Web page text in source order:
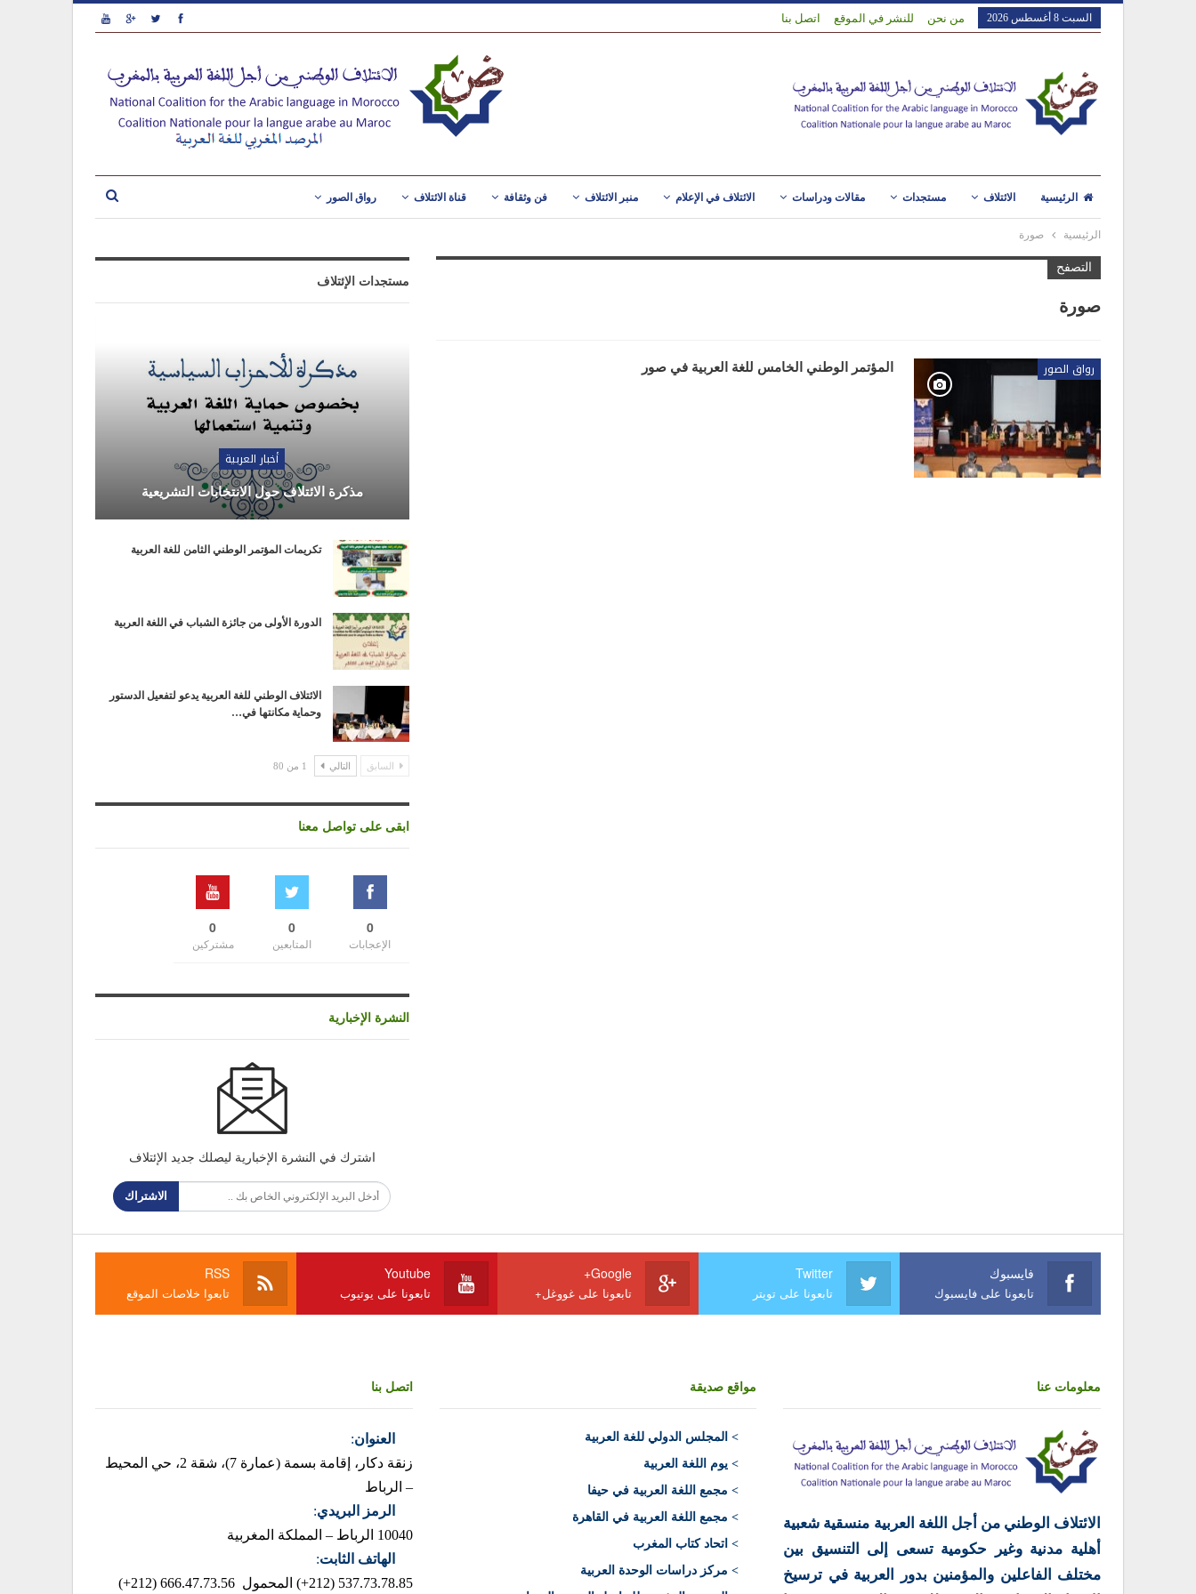
السبت 8 أغسطس 2026 من نحن للنشر في الموقع اتصل بنا
الرئيسية الائتلاف مستجدات مقالات ودراسات الائتلاف في الإعلام منبر الائتلاف فن وثقافة قناة الائتلاف رواق الصور
الرئيسية صورة
التصفح
صورة
رواق الصور المؤتمر الوطني الخامس للغة العربية في صور
مستجدات الإئتلاف
أخبار العربية
مذكرة الائتلاف حول الانتخابات التشريعية
تكريمات المؤتمر الوطني الثامن للغة العربية
الدورة الأولى من جائزة الشباب في اللغة العربية
الائتلاف الوطني للغة العربية يدعو لتفعيل الدستور
وحماية مكانتها في…
السابق التالي 1 من 80
ابقى على تواصل معنا
0
الإعجابات
0
المتابعين
0
مشتركين
النشرة الإخبارية
اشترك في النشرة الإخبارية ليصلك جديد الإئتلاف
الاشتراك
فايسبوك
تابعونا على فايسبوك
Twitter
تابعونا على تويتر
Google+
تابعونا على غووغل+
Youtube
تابعونا على يوتيوب
RSS
تابعوا خلاصات الموقع
معلومات عنا
الائتلاف الوطني من أجل اللغة العربية منسقية شعبية
أهلية مدنية وغير حكومية تسعى إلى التنسيق بين
مختلف الفاعلين والمؤمنين بدور العربية في ترسيخ
مواقع صديقة
> المجلس الدولي للغة العربية
> يوم اللغة العربية
> مجمع اللغة العربية في حيفا
> مجمع اللغة العربية في القاهرة
> اتحاد كتاب المغرب
> مركز دراسات الوحدة العربية
اتصل بنا
العنوان:
زنقة دكار، إقامة بسمة (عمارة 7)، شقة 2، حي المحيط
– الرباط
الرمز البريدي:
10040 الرباط – المملكة المغربية
الهاتف الثابت:
537.73.78.85 (212+)
المحمول 666.47.73.56 (212+)